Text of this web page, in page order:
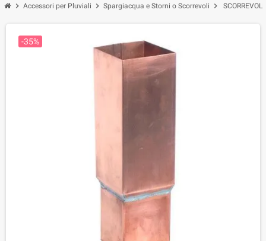
chevron_right Accessori per Pluviali chevron_right Spargiacqua e Storni o Scorrevoli chevron_right
-35%